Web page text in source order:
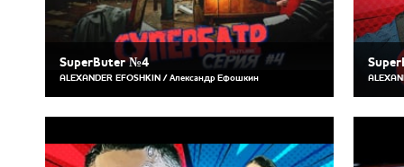
SuperButer №4
ALEXANDER EFOSHKIN / Александр Ефошкин